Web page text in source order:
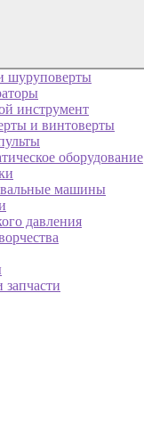
шуруповерты
инструмент
и винтоверты
оборудование
машины
давления
запчасти